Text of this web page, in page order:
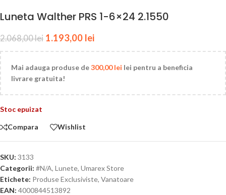
Luneta Walther PRS 1-6×24 2.1550
2.068,00lei 1.193,00 lei
Mai adauga produse de300,00lei lei pentru a beneficia
livrare gratuita!
Stoc epuizat
Compara Wishlist
SKU: 3133
Categorii: #N/A, Lunete, Umarex Store
Etichete: Produse Exclusiviste, Vanatoare
EAN: 4000844513892